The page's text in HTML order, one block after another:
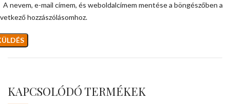
A nevem, e-mail címem, és weboldalcímem mentése a böngészőben a
hozzászólásomhoz.
KAPCSOLÓDÓ TERMÉKEK